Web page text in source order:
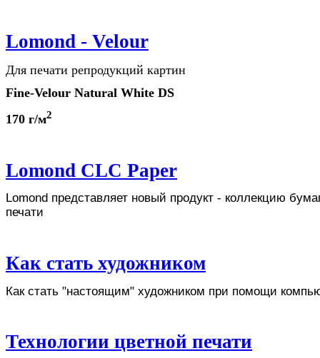
Lomond - Velour
Для печати репродукций картин
Fine-Velour Natural White DS
170 г/м2
Lomond CLC Paper
Lomond представляет новый продукт - коллекцию
печати
Как стать художником
Как стать "настоящим" художником при помощи
Технологии цветной печати